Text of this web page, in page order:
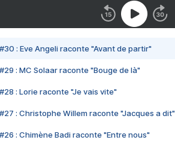
#30 : Eve Angeli raconte "Avant de partir"
#29 : MC Solaar raconte "Bouge de là"
#28 : Lorie raconte "Je vais vite"
#27 : Christophe Willem raconte "Jacques a dit"
#26 : Chimène Badi raconte "Entre nous"